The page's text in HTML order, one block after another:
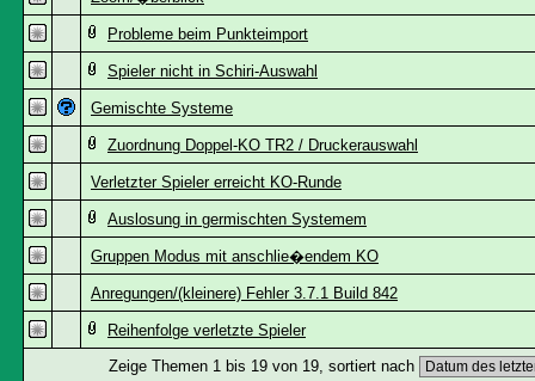
Probleme beim Punkteimport
Spieler nicht in Schiri-Auswahl
Gemischte Systeme
Zuordnung Doppel-KO TR2 / Druckerauswahl
Verletzter Spieler erreicht KO-Runde
Auslosung in germischten Systemem
Gruppen Modus mit anschlie�endem KO
Anregungen/(kleinere) Fehler 3.7.1 Build 842
Reihenfolge verletzte Spieler
Zeige Themen 1 bis 19 von 19, sortiert nach